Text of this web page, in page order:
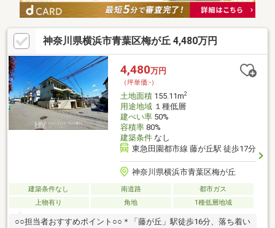
神奈川県横浜市青葉区梅が丘 4,480万円
4,480万円
（坪単価:-）
土地面積155.11m2
用途地域１種低層
建ぺい率50%
容積率80%
建築条件なし
東急田園都市線 藤が丘駅 徒歩17分
神奈川県横浜市青葉区梅が丘
建築条件なし 南道路
都市ガス
上物有り
角地 1種低層地域
○○担当者おすすめポイント○○＊「藤が丘」駅徒歩16分、落ち着い